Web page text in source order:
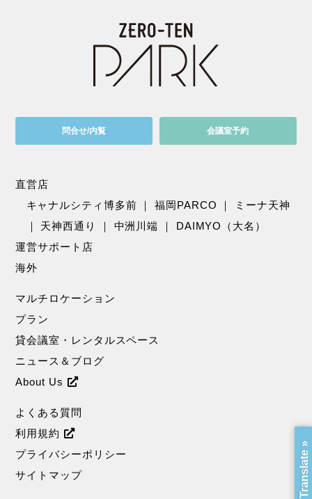
問合せ/内覧 会議室予約
直営店
キャナルシティ博多前 ｜福岡PARCO ｜
ミーナ天神
｜ 天神西通り ｜ 中洲川端 ｜ DAIMYO（大名）
運営サポート店
海外
マルチロケーション
プラン
貸会議室・レンタルスペース
ニュース＆ブログ
About Us
よくある質問
利用規約
プライバシーポリシー
サイトマップ
Translate »